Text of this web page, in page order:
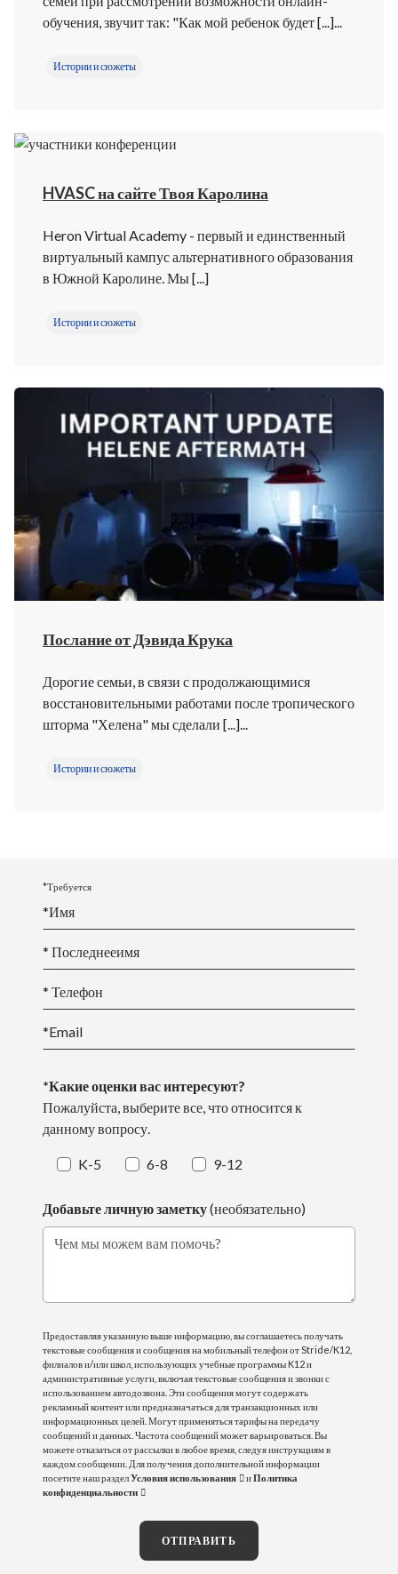
обучения, звучит так: "Как мой ребенок будет [...]...
Истории и сюжеты
HVASC на сайте Твоя Каролина
Heron Virtual Academy - первый и единственный
виртуальный кампус альтернативного образования
в Южной Каролине. Мы [...]
Истории и сюжеты
Послание от Дэвида Крука
Дорогие семьи, в связи с продолжающимися
восстановительными работами после тропического
шторма "Хелена" мы сделали [...]...
Истории и сюжеты
*Требуется
*Имя
* Последнееимя
* Телефон
*Email
*Какие оценки вас интересуют?
Пожалуйста, выберите все, что относится к
данному вопросу.
K-5 6-8 9-12
Добавьте личную заметку(необязательно)
Чем мы можем вам помочь?
Предоставляя указанную выше информацию, вы соглашаетесь получать
текстовые сообщения и сообщения на мобильный телефон от Stride/K12,
филиалов и/или школ, использующих учебные программы K12 и
административные услуги, включая текстовые сообщения и звонки с
использованием автодозвона. Эти сообщения могут содержать
рекламный контент или предназначаться для транзакционных или
информационных целей. Могут применяться тарифы на передачу
сообщений и данных. Частота сообщений может варьироваться. Вы
можете отказаться от рассылки в любое время, следуя инструкциям в
каждом сообщении. Для получения дополнительной информации
посетите наш разделУсловия использования иПолитика
конфиденциальности
ОТПРАВИТЬ